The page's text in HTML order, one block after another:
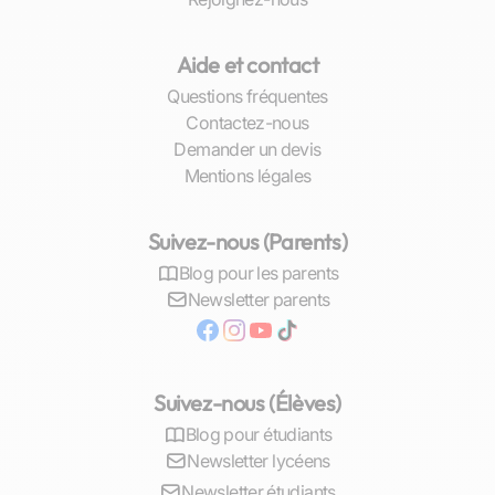
Ces sessions personnalisées offrent l'avantage
de suivre le rythme de l'enfant, en s'attardant
sur les points qui nécessitent une attention
particulière, qu'il s'agisse de combler des
lacunes ou de perfectionner certaines
cours sont des atouts majeurs.
Les professeurs particuliers à Savigny-sur-Orge
sont souvent des passionnés par leur matière,
capables de transmettre leur enthousiasme à
étudiée et à l'amélioration des résultats
L'impact des cours particuliers
Aide et contact
Questions fréquentes
Contactez-nous
Demander un devis
Mentions légales
Suivez-nous (Parents)
Blog pour les parents
Newsletter parents
Suivez-nous (Élèves)
Blog pour étudiants
Newsletter lycéens